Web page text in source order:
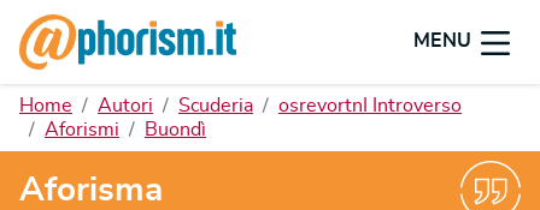
MENU
Home Autori Scuderia
osrevortnI Introverso
Aforismi
Buondì
Aforisma